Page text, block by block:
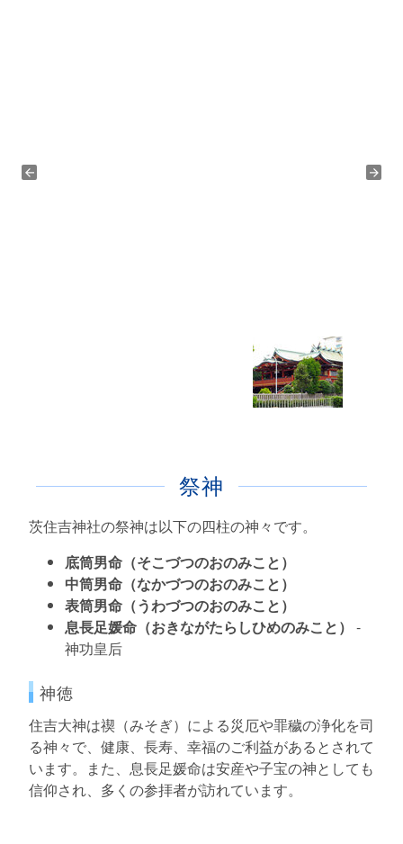
祭神
茨住吉神社の祭神は以下の四柱の神々です。
底筒男命（そこづつのおのみこと）
中筒男命（なかづつのおのみこと）
表筒男命（うわづつのおのみこと）
息長足媛命（おきながたらしひめのみこと） -
神功皇后
神徳
住吉大神は禊（みそぎ）による災厄や罪穢の浄化を司
る神々で、健康、長寿、幸福のご利益があるとされて
います。また、息長足媛命は安産や子宝の神としても
信仰され、多くの参拝者が訪れています。